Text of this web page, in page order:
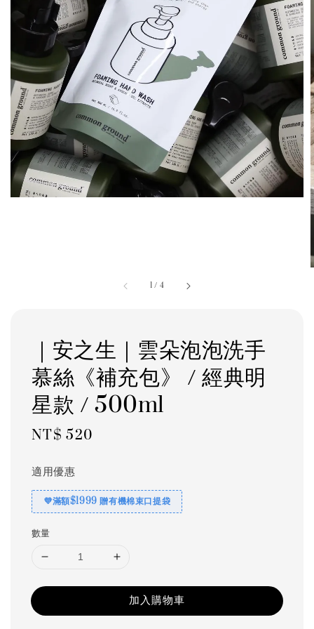
1 / 4
｜安之生｜雲朵泡泡洗手
慕絲《補充包》 / 經典明
星款 / 500ml
Regular
NT$ 520
適用優惠
💜滿額$1999 贈有機棉束口提袋
數量
加入購物車